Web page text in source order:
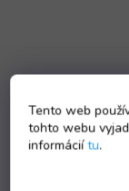
Tento web
tohto webu
informáciítu.